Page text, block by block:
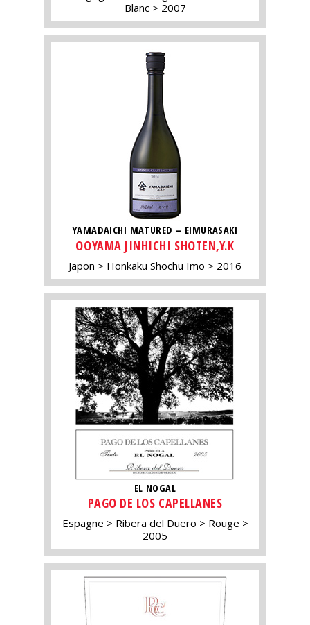
Blanc
2007
YAMADAICHI MATURED – EIMURASAKI
OOYAMA JINHICHI SHOTEN,Y.K
Japon Honkaku Shochu Imo 2016
EL NOGAL
PAGO DE LOS CAPELLANES
Espagne Ribera del Duero
Rouge
2005